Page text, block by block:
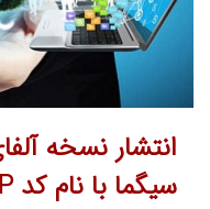
انتشار نسخه
سيگما با نام كد MCCIP